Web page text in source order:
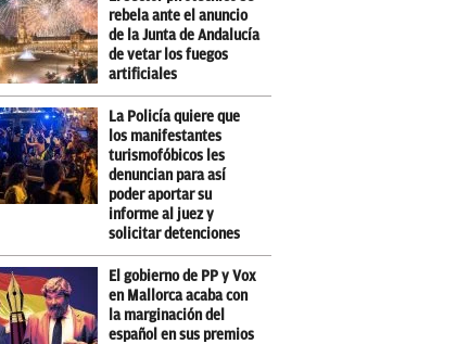
rebela ante el anuncio
de la Junta de Andalucía
de vetar los fuegos
artificiales
La Policía quiere que
los manifestantes
turismofóbicos les
denuncian para así
poder aportar su
informe al juez y
solicitar detenciones
El gobierno de PP y Vox
en Mallorca acaba con
la marginación del
español en sus premios